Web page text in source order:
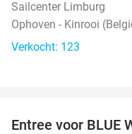
Sailcenter Limburg
Ophoven - Kinrooi
Verkocht: 123
Entree voor BLUE